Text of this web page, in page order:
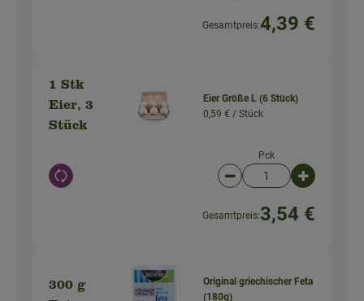
Gesamtpreis:4,39 €
1 Stk
Eier, 3
Stück
Auswahl ändern
Eier Größe L (6 Stück)
0,59 € / Stück
Pck
Artikelanzahl
Gesamtpreis:3,54 €
300 g
Original griechischer Feta
(180g)